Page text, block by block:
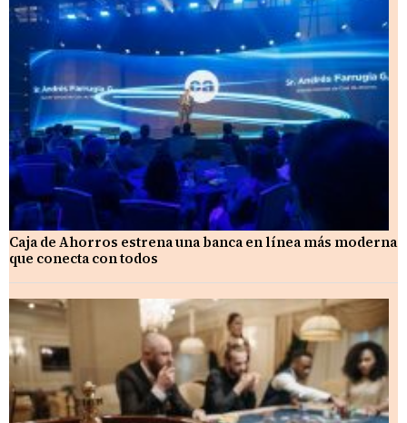
Caja de Ahorros estrena una banca en línea más moderna
que conecta con todos